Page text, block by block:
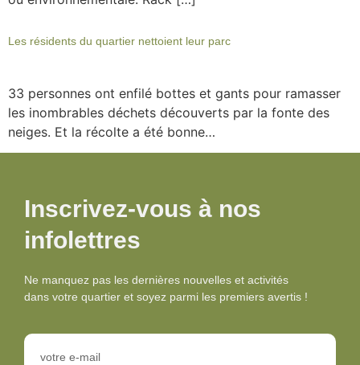
Les résidents du quartier nettoient leur parc
33 personnes ont enfilé bottes et gants pour ramasser
les inombrables déchets découverts par la fonte des
neiges. Et la récolte a été bonne…
Inscrivez-vous à nos
infolettres
Ne manquez pas les dernières nouvelles et activités
dans votre quartier et soyez parmi les premiers avertis !